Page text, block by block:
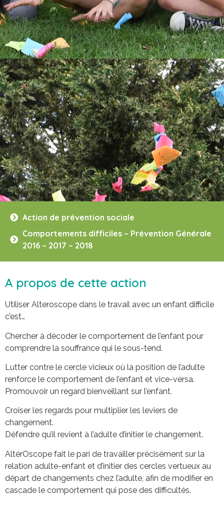
Action de prévention sociale
Comportements difficiles – Prévention Générale
2016 – 2017 – 2018
A propos de cette action
Utiliser Alteroscope dans le travail avec un enfant difficile
c’est…
Chercher à décoder le comportement de l’enfant pour
comprendre la souffrance qui le sous-tend.
Lutter contre le cercle vicieux où la position de l’adulte
renforce le comportement de l’enfant et vice-versa.
Promouvoir un regard bienveillant sur l’enfant.
Croiser les regards pour multiplier les leviers de
changement.
Défendre qu’il revient à l’adulte d’initier le changement.
AltérOscope fait le pari de travailler précisément sur la
relation adulte-enfant et d’initier des cercles vertueux au
départ de changements chez l’adulte, afin de modifier en
cascade le comportement qui pose des difficultés.